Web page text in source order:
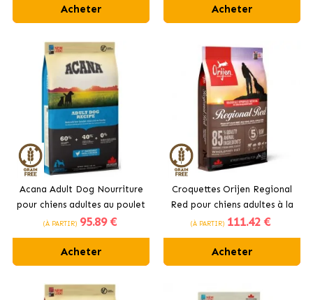
Acheter Acheter
Acana Adult Dog Nourriture
pour chiens adultes au poulet
(À PARTIR) 95.89 €
Acheter
Croquettes Orijen Regional
Red pour chiens adultes à la
viande rouge
(À PARTIR) 111.42 €
Acheter